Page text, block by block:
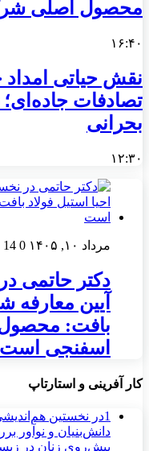
محصول اصلی
۱۶:۴۰
نقش حیاتی امداد
تصادفات
بحرانی
۱۲:۳۰
مرداد ۱۰, ۱۴۰۵ 0
14
دکتر حاتمی
آیین معارفه
بافت:
اسفنجی است
کار آفرینی و استارتاپ
1در نخستین
دانش‌بنیان و
پیش‌روی زنان در